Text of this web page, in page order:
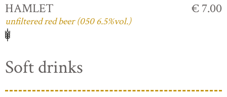
HAMLET
unfiltered red beer (050 6.5%vol.)
€ 7.00
Soft drinks